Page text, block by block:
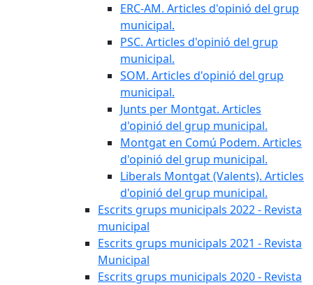
ERC-AM. Articles d'opinió del grup
municipal.
PSC. Articles d'opinió del grup
municipal.
SOM. Articles d'opinió del grup
municipal.
Junts per Montgat. Articles
d'opinió del grup municipal.
Montgat en Comú Podem. Articles
d'opinió del grup municipal.
Liberals Montgat (Valents). Articles
d'opinió del grup municipal.
Escrits grups municipals 2022 - Revista
municipal
Escrits grups municipals 2021 - Revista
Municipal
Escrits grups municipals 2020 - Revista